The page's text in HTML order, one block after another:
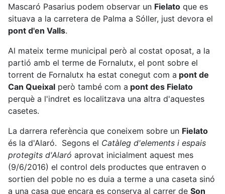
Mascaró Pasarius podem observar un Fielato que es
situava a la carretera de Palma a Sóller, just devora el
pont d'en Valls.
Al mateix terme municipal però al costat oposat, a la
partió amb el terme de Fornalutx, el pont sobre el
torrent de Fornalutx ha estat conegut com a pont de
Can Queixal però també com a pont des Fielato
perquè a l'indret es localitzava una altra d'aquestes
casetes.
La darrera referència que coneixem sobre un Fielato
és la d'Alaró. Segons el Catàleg d'elements i espais
protegits d'Alaró aprovat inicialment aquest mes
(9/6/2016) el control dels productes que entraven o
sortien del poble no es duia a terme a una caseta sinó
a una casa que encara es conserva al carrer de Son